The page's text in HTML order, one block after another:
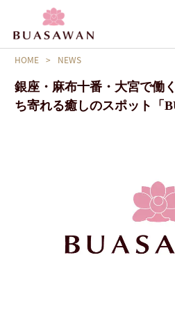
HOME > NEWS
銀座・麻布十番・大宮で働
ち寄れる癒しのスポット「